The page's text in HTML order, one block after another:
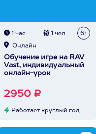
1 час 1 чел 6+
Онлайн
Обучение игре на RAV
Vast, индивидуальный
онлайн-урок
2950 ₽
Работает круглый год